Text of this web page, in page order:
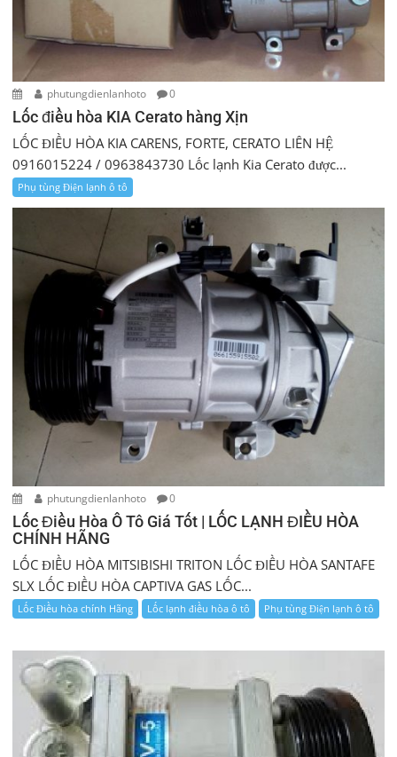
phutungdienlanhoto 0
Lốc điều hòa KIA Cerato hàng Xịn
LỐC ĐIỀU HÒA KIA CARENS, FORTE, CERATO LIÊN HỆ
0916015224 / 0963843730 Lốc lạnh Kia Cerato được...
Phụ tùng Điện lạnh ô tô
phutungdienlanhoto 0
Lốc Điều Hòa Ô Tô Giá Tốt | LỐC LẠNH ĐIỀU HÒA
CHÍNH HÃNG
LỐC ĐIỀU HÒA MITSIBISHI TRITON LỐC ĐIỀU HÒA SANTAFE
SLX LỐC ĐIỀU HÒA CAPTIVA GAS LỐC...
Lốc Điều hòa chính Hãng Lốc lạnh điều hòa ô tô Phụ tùng Điện lạnh ô tô